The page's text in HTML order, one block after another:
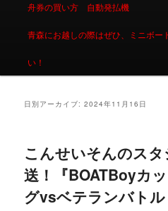
舟券の買い方 自動発払機
青森にお越しの際はぜひ、ミニボー
い！
日別アーカイブ:2024年11月16日
こんせいそんのス
送！『BOATBoyカ
グvsベテランバトル